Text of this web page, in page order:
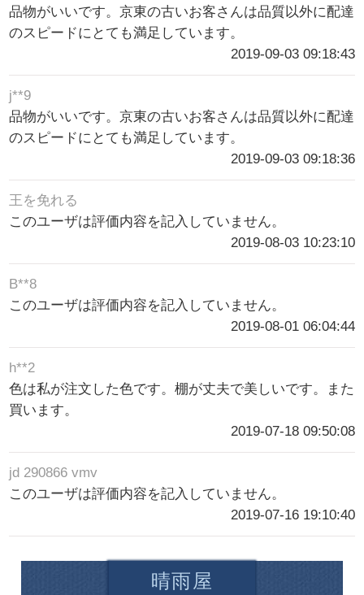
品物がいいです。京東の古いお客さんは品質以外に配達
のスピードにとても満足しています。
2019-09-03 09:18:43
j**9
品物がいいです。京東の古いお客さんは品質以外に配達
のスピードにとても満足しています。
2019-09-03 09:18:36
王を免れる
このユーザは評価内容を記入していません。
2019-08-03 10:23:10
B**8
このユーザは評価内容を記入していません。
2019-08-01 06:04:44
h**2
色は私が注文した色です。棚が丈夫で美しいです。また
買います。
2019-07-18 09:50:08
jd 290866 vmv
このユーザは評価内容を記入していません。
2019-07-16 19:10:40
晴雨屋